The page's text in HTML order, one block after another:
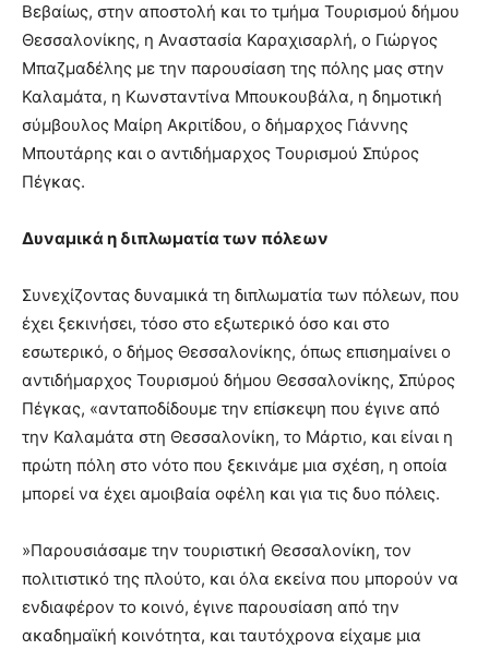
Βεβαίως, στην αποστολή και το τμήμα Τουρισμού δήμου
Θεσσαλονίκης, η Αναστασία Καραχισαρλή, ο Γιώργος
Μπαζμαδέλης με την παρουσίαση της πόλης μας στην
Καλαμάτα, η Κωνσταντίνα Μπουκουβάλα, η δημοτική
σύμβουλος Μαίρη Ακριτίδου, ο δήμαρχος Γιάννης
Μπουτάρης και ο αντιδήμαρχος Τουρισμού Σπύρος
Πέγκας.
Δυναμικά η διπλωματία των πόλεων
Συνεχίζοντας δυναμικά τη διπλωματία των πόλεων, που
έχει ξεκινήσει, τόσο στο εξωτερικό όσο και στο
εσωτερικό, ο δήμος Θεσσαλονίκης, όπως επισημαίνει ο
αντιδήμαρχος Τουρισμού δήμου Θεσσαλονίκης, Σπύρος
Πέγκας, «ανταποδίδουμε την επίσκεψη που έγινε από
την Καλαμάτα στη Θεσσαλονίκη, το Μάρτιο, και είναι η
πρώτη πόλη στο νότο που ξεκινάμε μια σχέση, η οποία
μπορεί να έχει αμοιβαία οφέλη και για τις δυο πόλεις.
»Παρουσιάσαμε την τουριστική Θεσσαλονίκη, τον
πολιτιστικό της πλούτο, και όλα εκείνα που μπορούν να
ενδιαφέρον το κοινό, έγινε παρουσίαση από την
ακαδημαϊκή κοινότητα, και ταυτόχρονα είχαμε μια